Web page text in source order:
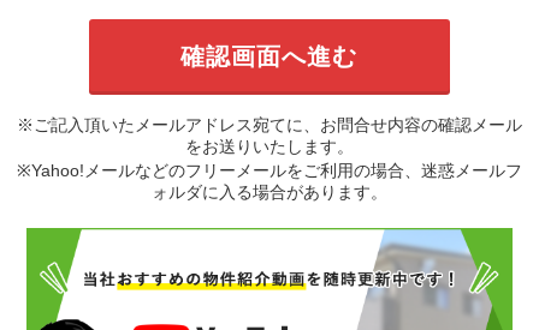
※ご記入頂いたメールアドレス宛てに、お問合せ内容の確認メール
をお送りいたします。
※Yahoo!メールなどのフリーメールをご利用の場合、迷惑メールフ
ォルダに入る場合があります。